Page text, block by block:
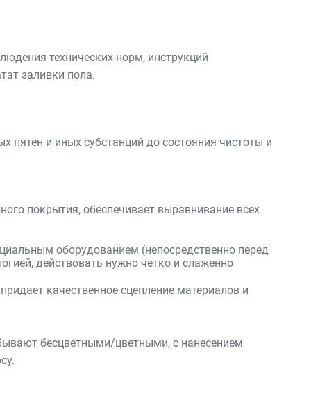
технических норм, инструкций
заливки пола.
пятен и иных субстанций до состояния чистоты и
покрытия, обеспечивает выравнивание всех
оборудованием (непосредственно перед
действовать нужно четко и слаженно
качественное сцепление материалов и
бесцветными/цветными, с нанесением